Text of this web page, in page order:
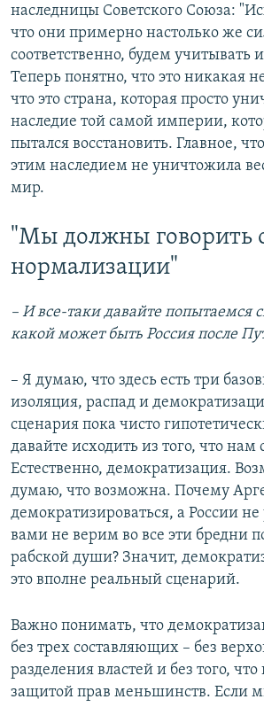
наследницы Советского Союза:
что они примерно настолько же
соответственно, будем учитывать
Теперь понятно, что это никакая
что это страна, которая просто
наследие той самой империи,
пытался восстановить. Главное,
этим наследием не уничтожила
мир.
"Мы должны говорить
нормализации"
– И все-таки давайте попытаемся
какой может быть Россия после
– Я думаю, что здесь есть три
изоляция, распад и
сценария пока чисто
давайте исходить из того, что
Естественно, демократизация.
думаю, что возможна. Почему
демократизироваться, а России
вами не верим во все эти бредни
рабской души? Значит,
это вполне реальный сценарий.
Важно понимать, что
без трех составляющих – без
разделения властей и без того,
защитой прав меньшинств. Если